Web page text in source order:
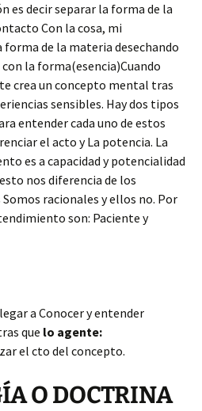
es decir separar la forma de la
Con la cosa, mi
de la materia desechando
la forma(esencia)Cuando
crea un concepto mental tras
sensibles. Hay dos tipos
entender cada uno de estos
el acto y La potencia. La
es a capacidad y potencialidad
nos diferencia de los
racionales y ellos no. Por
son: Paciente y
a Conocer y entender
que lo agente:
el cto del concepto.
O DOCTRINA